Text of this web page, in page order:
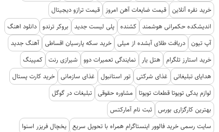
خرید نقره آنلاین قیمت ضایعات آهن امروز
قیمت ترازو دیجیتال
اندیشکده حکمرانی هوشمند کشنده پلی لیست جدید بروکر ترندو دانلود اهنگ
آپ تیون دریافت طلای آبشده از میلی خرید سکه پارسیان اقساطی آهنگ جدید
خرید استارز تلگرام هتل یار نمایندگی تعمیرات دوو شیرازی رنت کمپینگ
هدایای تبلیغاتی
غذای شرکتی تور استانبول غذای سازمانی خرید کارت پستال
لوازم یدکی تویوتا قطعات تویوتا
مشاوره حقوقی تبلیغات در گوگل
بهترین کارگزاری بورس ثبت نام آمارکتس
سایت رسمی خرید فالوور اینستاگرام همراه با تحویل سریع یخچال فریزر اسنوا